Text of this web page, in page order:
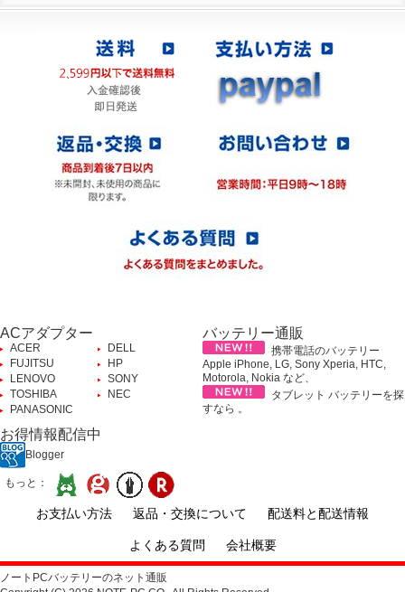
ACアダプター
ACER
DELL
FUJITSU
HP
LENOVO
SONY
TOSHIBA
NEC
PANASONIC
バッテリー通販
携帯電話のバッテリー
Apple iPhone, LG, Sony Xperia, HTC,
Motorola, Nokia など、
タブレット バッテリーを探
すなら 。
お得情報配信中
Blogger
もっと：
お支払い方法 返品・交換について 配送料と配送情報
よくある質問 会社概要
ノートPCバッテリーのネット通販